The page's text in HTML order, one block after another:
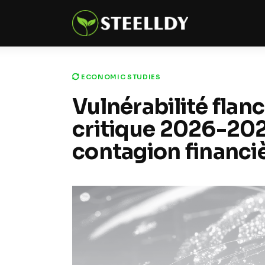
Markets
ECONOMIC STUDIES
Vulnérabilité
critique 2026-
contagion